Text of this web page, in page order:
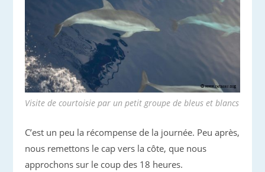
Visite de courtoisie par un petit groupe de bleus et blancs
C’est un peu la récompense de la journée. Peu après,
nous remettons le cap vers la côte, que nous
approchons sur le coup des 18 heures.